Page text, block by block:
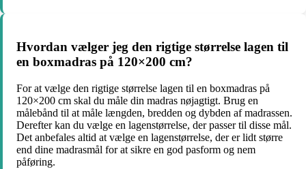
Hvordan vælger jeg den rigtige størrelse lagen til
en boxmadras på 120×200 cm?
For at vælge den rigtige størrelse lagen til en boxmadras på
120×200 cm skal du måle din madras nøjagtigt. Brug en
målebånd til at måle længden, bredden og dybden af madrassen.
Derefter kan du vælge en lagenstørrelse, der passer til disse mål.
Det anbefales altid at vælge en lagenstørrelse, der er lidt større
end dine madrasmål for at sikre en god pasform og nem
påføring.